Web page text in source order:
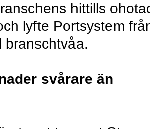
hittills
lyfte Portsystem
branschtvåa.
svårare än